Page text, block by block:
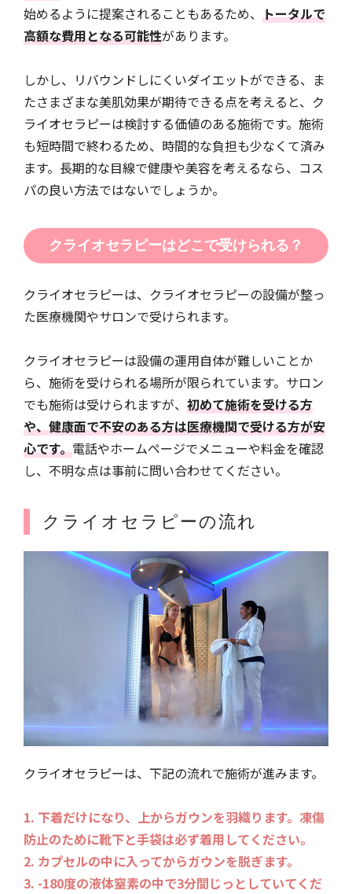
始めるように提案されることもあるため、 トータルで
高額な費用となる可能性があります。
しかし、リバウンドしにくいダイエットができる、ま
たさまざまな美肌効果が期待できる点を考えると、ク
ライオセラピーは検討する価値のある施術です。施術
も短時間で終わるため、時間的な負担も少なくて済み
ます。長期的な目線で健康や美容を考えるなら、コス
パの良い方法ではないでしょうか。
クライオセラピーはどこで受けられる？
クライオセラピーは、クライオセラピーの設備が整っ
た医療機関やサロンで受けられます。
クライオセラピーは設備の運用自体が難しいことか
ら、施術を受けられる場所が限られています。サロン
でも施術は受けられますが、 初めて施術を受ける方
や、健康面で不安のある方は医療機関で受ける方が安
心です。電話やホームページでメニューや料金を確認
し、不明な点は事前に問い合わせてください。
クライオセラピーの流れ
クライオセラピーは、下記の流れで施術が進みます。
1. 下着だけになり、上からガウンを羽織ります。凍傷
防止のために靴下と手袋は必ず着用してください。
2. カプセルの中に入ってからガウンを脱ぎます。
3. -180度の液体窒素の中で3分間じっとしていてくだ